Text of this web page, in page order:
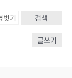
검색
글쓰기